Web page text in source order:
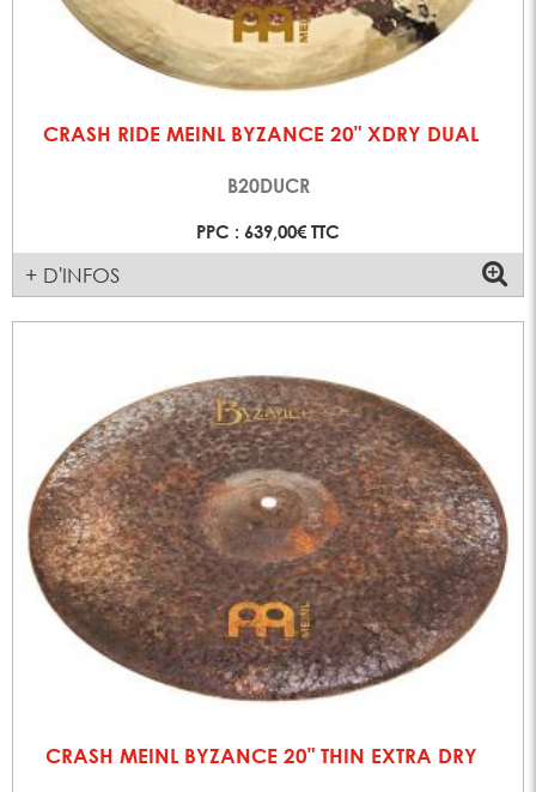
CRASH RIDE MEINL BYZANCE 20" XDRY DUAL
B20DUCR
PPC : 639,00€ TTC
+ D'INFOS
CRASH MEINL BYZANCE 20" THIN EXTRA DRY